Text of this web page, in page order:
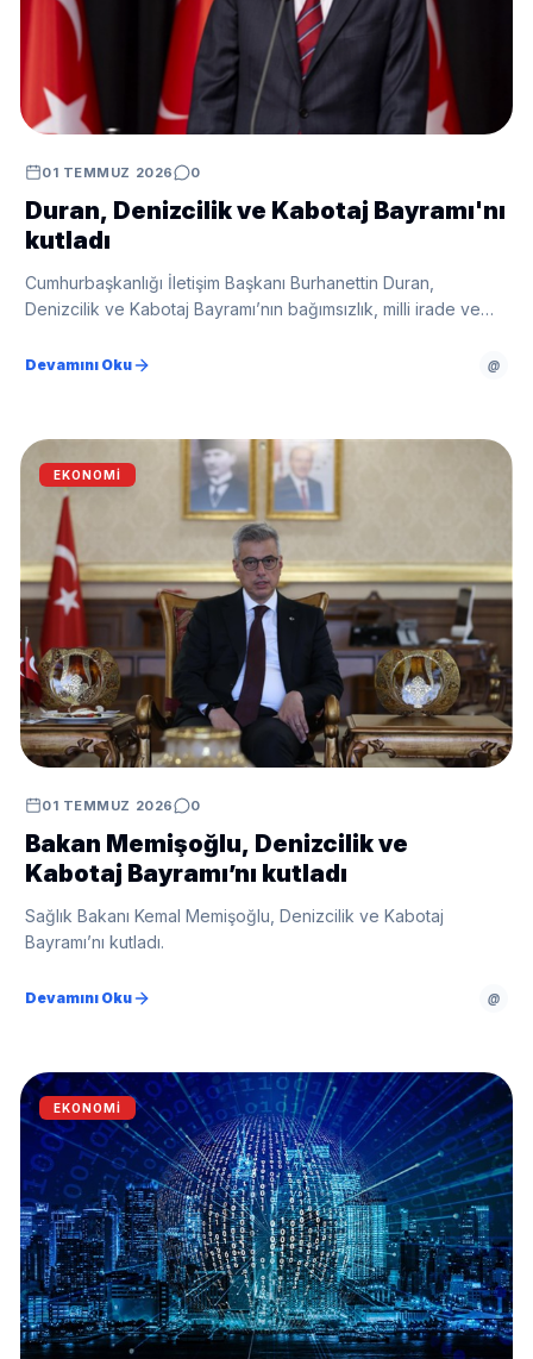
01 TEMMUZ 2026 0
Duran, Denizcilik ve Kabotaj Bayramı'nı
kutladı
Cumhurbaşkanlığı İletişim Başkanı Burhanettin Duran,
Denizcilik ve Kabotaj Bayramı’nın bağımsızlık, milli irade ve
belirterek denizcilerin bayramını kutladı.
Devamını Oku @
EKONOMI
01 TEMMUZ 2026 0
Bakan Memişoğlu, Denizcilik ve
Kabotaj Bayramı’nı kutladı
Sağlık Bakanı Kemal Memişoğlu, Denizcilik ve Kabotaj
Bayramı’nı kutladı.
Devamını Oku @
EKONOMI